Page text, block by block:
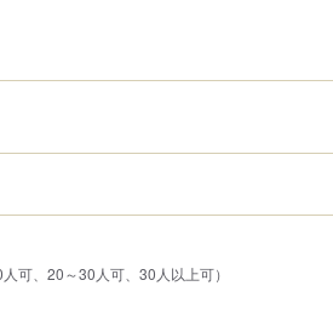
可、20～30人可、30人以上可）